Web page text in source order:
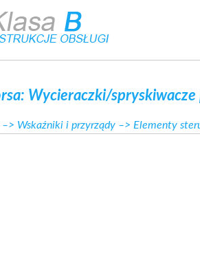
Wycieraczki/
–> Wskaźniki i przyrządy –> Elementy